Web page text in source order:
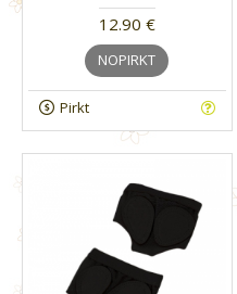
12.90 €
NOPIRKT
Pirkt